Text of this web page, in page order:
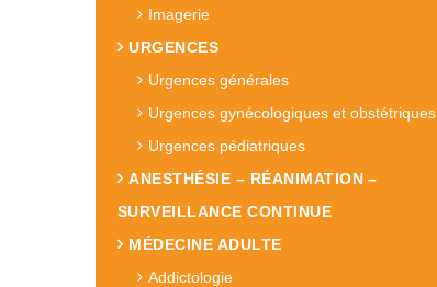
Imagerie
URGENCES
Urgences générales
Urgences gynécologiques et obstétriques
Urgences pédiatriques
ANESTHÉSIE – RÉANIMATION –
SURVEILLANCE CONTINUE
MÉDECINE ADULTE
Addictologie